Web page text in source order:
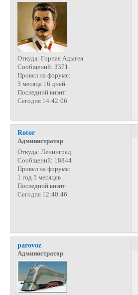
Откуда: Горная Адыгея
Сообщений: 3371
Провел на форуме:
3 месяца 16 дней
Последний визит:
Сегодня 14:42:06
Rotor
Администратор
Откуда: Ленинград
Сообщений: 18844
Провел на форуме:
1 год 5 месяцев
Последний визит:
Сегодня 12:40:46
parovoz
Администратор